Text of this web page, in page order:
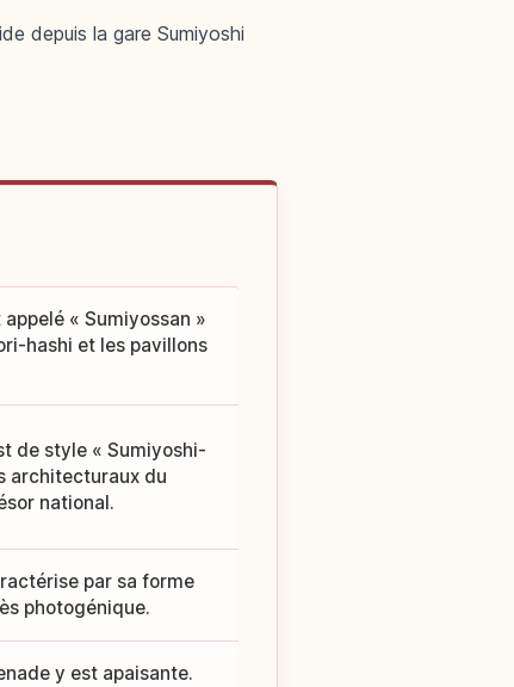
depuis la gare Sumiyoshi
« Sumiyossan »
hashi et les pavillons
de style « Sumiyoshi-
architecturaux du
national.
par sa forme
photogénique.
y est apaisante.